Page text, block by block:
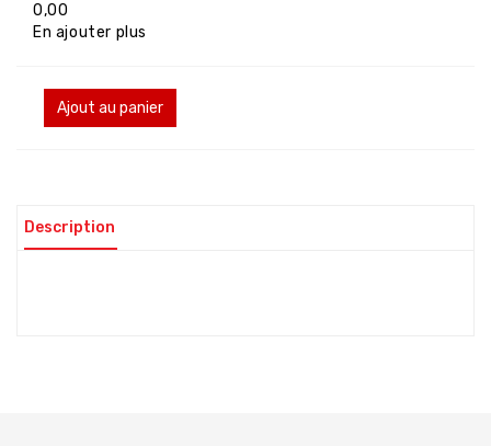
0,00
En ajouter plus
Ajout au panier
Description